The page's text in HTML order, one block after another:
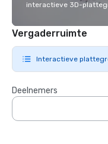
interactieve 3D-
Vergaderruimte
Interactieve
Deelnemers